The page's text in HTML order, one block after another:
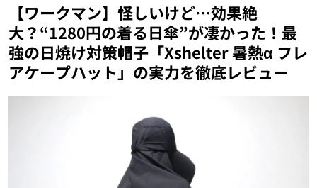
【ワークマン】怪しいけど…効果絶
大？“1280円の着る日傘”が凄かった！最
強の日焼け対策帽子「Xshelter 暑熱α フレ
アケープハット」の実力を徹底レビュー